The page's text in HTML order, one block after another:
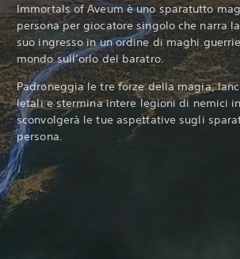
Immortals of Aveum è uno sparatutto
persona per giocatore singolo che narra
suo ingresso in un ordine di maghi
mondo sull’orlo del baratro.‎
Padroneggia le tre forze della magia,
letali e stermina intere legioni di nemici
sconvolgerà le tue aspettative sugli
persona.